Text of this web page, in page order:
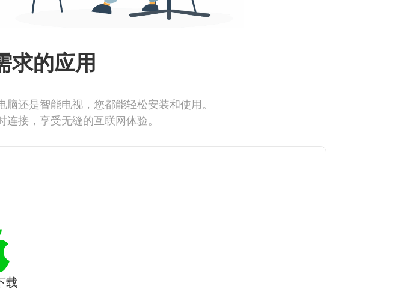
求的应用
还是智能电视，您都能轻松安装和使用。
接，享受无缝的互联网体验。
载